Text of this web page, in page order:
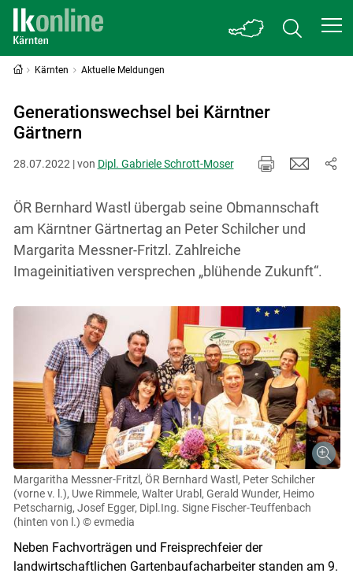
Kärnten Aktuelle Meldungen
Generationswechsel bei Kärntner
Gärtnern
28.07.2022 | von Dipl. Gabriele Schrott-Moser
ÖR Bernhard Wastl übergab seine Obmannschaft
am Kärntner Gärtnertag an Peter Schilcher und
Margarita Messner-Fritzl. Zahlreiche
Imageinitiativen versprechen „blühende Zukunft“.
Margaritha Messner­-Fritzl, ÖR Bernhard Wastl, Peter Schilcher
(vorne v. l.), Uwe Rimmele, Walter Urabl, Gerald Wunder, Heimo
Petscharnig, Josef Egger, Dipl.­Ing. Signe Fischer-Teuffenbach
(hinten von l.) © evmedia
Neben Fachvorträgen und Freisprechfeier der
landwirtschaftlichen Gartenbaufacharbeiter standen am 9.